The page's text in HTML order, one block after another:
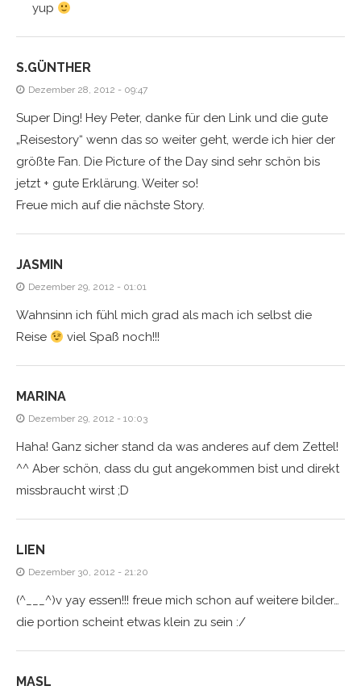
yup
S.GÜNTHER
Dezember 28, 2012 - 09:47
Super Ding! Hey Peter, danke für den Link und die gute
„Reisestory“ wenn das so weiter geht, werde ich hier der
größte Fan. Die Picture of the Day sind sehr schön bis
jetzt + gute Erklärung. Weiter so!
Freue mich auf die nächste Story.
JASMIN
Dezember 29, 2012 - 01:01
Wahnsinn ich fühl mich grad als mach ich selbst die
Reise
viel Spaß noch!!!
MARINA
Dezember 29, 2012 - 10:03
Haha! Ganz sicher stand da was anderes auf dem Zettel!
^^ Aber schön, dass du gut angekommen bist und direkt
missbraucht wirst ;D
LIEN
Dezember 30, 2012 - 21:20
(^___^)v yay essen!!! freue mich schon auf weitere bilder…
die portion scheint etwas klein zu sein :/
MASL